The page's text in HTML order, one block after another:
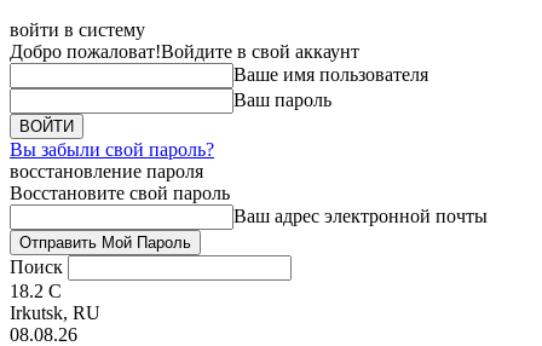
войти в систему
Добро пожаловат!Войдите в свой аккаунт
Ваше имя пользователя
Ваш пароль
Вы забыли свой пароль?
восстановление пароля
Восстановите свой пароль
Ваш адрес электронной почты
Поиск
18.2 C
Irkutsk, RU
08.08.26